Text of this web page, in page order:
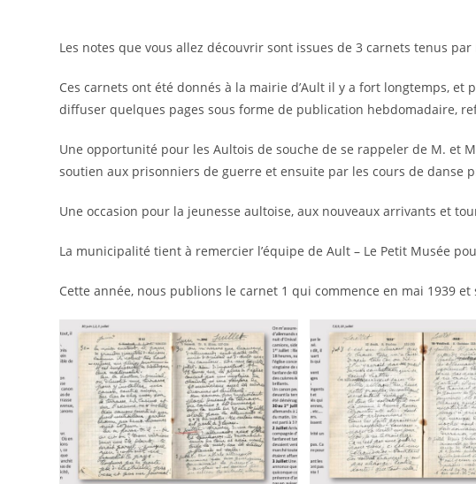
Les notes que vous allez découvrir sont issues de 3 carnets tenus
Ces carnets ont été donnés à la mairie d’Ault il y a fort longtemps,
diffuser quelques pages sous forme de publication hebdomadaire,
Une opportunité pour les Aultois de souche de se rappeler de M. et
soutien aux prisonniers de guerre et ensuite par les cours de danse
Une occasion pour la jeunesse aultoise, aux nouveaux arrivants et
La municipalité tient à remercier l’équipe de Ault – Le Petit Musée
Cette année, nous publions le carnet 1 qui commence en mai 1939